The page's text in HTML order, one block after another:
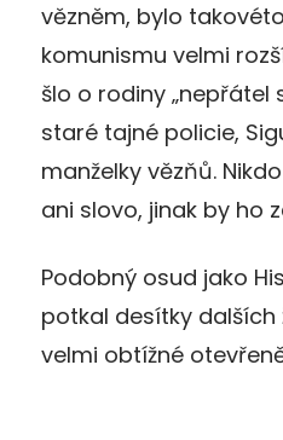
vězněm, bylo
komunismu velmi
šlo o rodiny „nepřátel
staré tajné policie,
manželky vězňů.
ani slovo, jinak by ho
Podobný osud jako
potkal desítky dalších
velmi obtížné